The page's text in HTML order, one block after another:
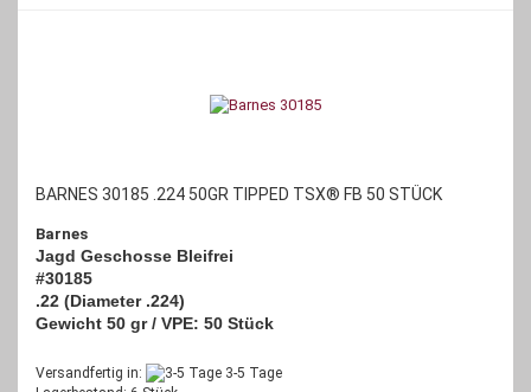
BARNES 30185 .224 50GR TIPPED TSX® FB 50 STÜCK
Barnes
Jagd Geschosse Bleifrei
#30185
.22 (Diameter .224)
Gewicht 50 gr / VPE: 50 Stück
Versandfertig in:
3-5 Tage